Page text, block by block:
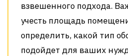
взвешенного подхода.
учесть площадь
определить, какой тип
подойдет для ваших